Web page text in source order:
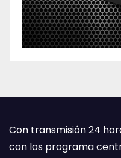
Con transmisión 24
con los programa